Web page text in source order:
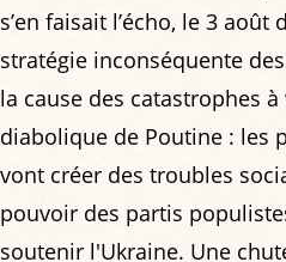
s’en faisait l’écho, le 3 août
stratégie inconséquente
la cause des catastrophes
diabolique de Poutine : les
vont créer des troubles
pouvoir des partis
soutenir l'Ukraine. Une